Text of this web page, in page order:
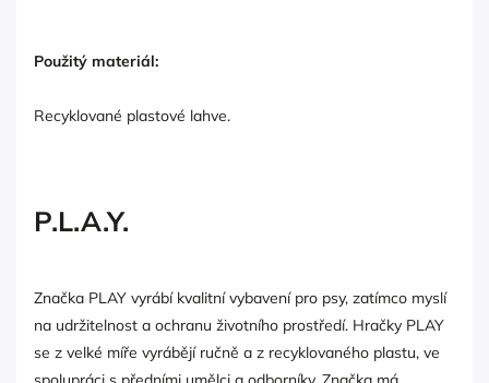
Použitý materiál:
Recyklované plastové lahve.
P.L.A.Y.
Značka PLAY vyrábí kvalitní vybavení pro psy, zatímco myslí
na udržitelnost a ochranu životního prostředí. Hračky PLAY
se z velké míře vyrábějí ručně a z recyklovaného plastu, ve